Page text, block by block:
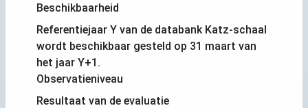
Beschikbaarheid
Referentiejaar Y van de databank Katz-schaal
wordt beschikbaar gesteld op 31 maart van
het jaar Y+1.
Observatieniveau
Resultaat van de evaluatie